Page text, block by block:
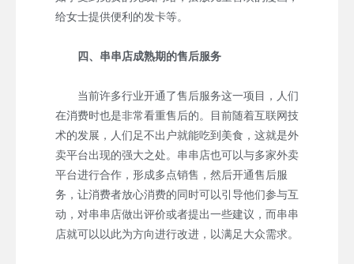
给女士提供便利的发卡等。
四、串串店成熟期的售后服务
当前许多行业开通了售后服务这一项目，人们
在消费时也是非常看重售后的。目前随着互联网技
术的发展，人们足不出户就能吃到美食，这就是外
卖平台出现的强大之处。串串店也可以与多家外卖
平台进行合作，形成多点销售，然后开通售后服
务，让消费者放心消费的同时可以引导他们参与互
动，对串串店做出评价或者提出一些建议，而串串
店就可以以此为方向进行改进，以满足大众需求。